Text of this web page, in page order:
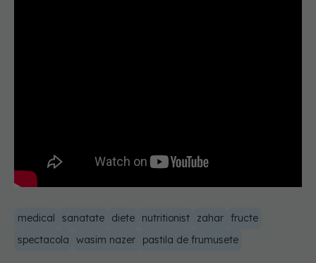
medical sanatate diete nutritionist zahar fructe
spectacola
wasim nazer pastila de frumusete